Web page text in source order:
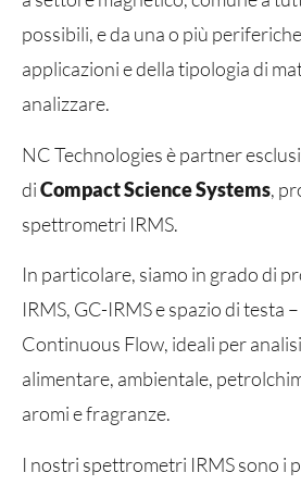
possibili, e da una o più
applicazioni e della tipologia di
analizzare.
NC Technologies è partner
diCompact Science Systems,
spettrometri IRMS.
In particolare, siamo in grado di
IRMS, GC-IRMS e spazio di testa
Continuous Flow, ideali per
alimentare, ambientale,
aromi e fragranze.
I nostri spettrometri IRMS sono i